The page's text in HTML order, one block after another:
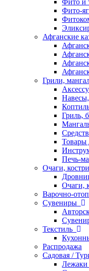
Фито и
Фито-
Афганские
Грили,
Гриль,
Товары
Печь-
Очаги,
Очаги,
Варочно-
Сувениры
Текстиль
Распродажа
Садовая /
Лежаки